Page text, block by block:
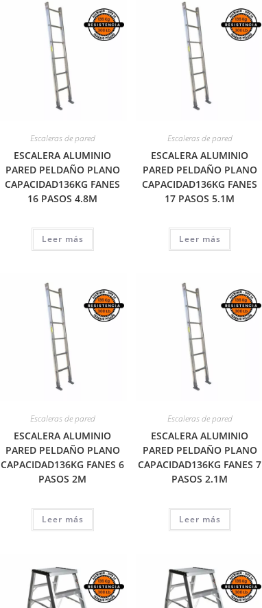
Escaleras de pared
ESCALERA ALUMINIO
PARED PELDAÑO PLANO
CAPACIDAD136KG FANES
16 PASOS 4.8M
Leer más
Escaleras de pared
ESCALERA ALUMINIO
PARED PELDAÑO PLANO
CAPACIDAD136KG FANES
17 PASOS 5.1M
Leer más
Escaleras de pared
ESCALERA ALUMINIO
PARED PELDAÑO PLANO
CAPACIDAD136KG FANES 6
PASOS 2M
Leer más
Escaleras de pared
ESCALERA ALUMINIO
PARED PELDAÑO PLANO
CAPACIDAD136KG FANES 7
PASOS 2.1M
Leer más